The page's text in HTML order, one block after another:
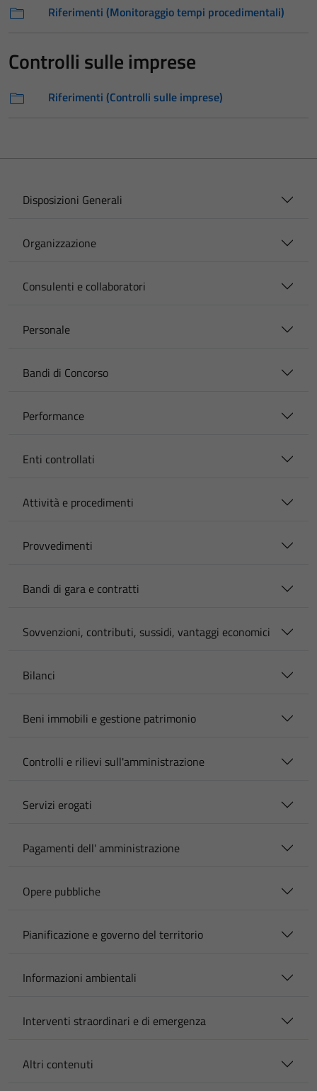
Riferimenti (Monitoraggio tempi procedimentali)
Controlli sulle imprese
Riferimenti (Controlli sulle imprese)
Disposizioni Generali
Organizzazione
Consulenti e collaboratori
Personale
Bandi di Concorso
Performance
Enti controllati
Attività e procedimenti
Provvedimenti
Bandi di gara e contratti
Sovvenzioni, contributi, sussidi, vantaggi economici
Bilanci
Beni immobili e gestione patrimonio
Controlli e rilievi sull'amministrazione
Servizi erogati
Pagamenti dell' amministrazione
Opere pubbliche
Pianificazione e governo del territorio
Informazioni ambientali
Interventi straordinari e di emergenza
Altri contenuti